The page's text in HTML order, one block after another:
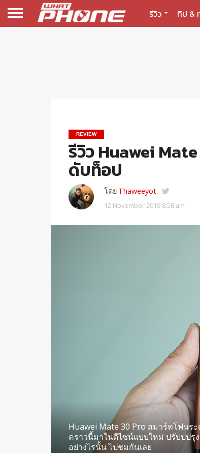
รีวิว ทิป &
REVIEW
รีวิว Huawei
ดับท็อป
โดย Thaweeyot
12 November 2019 8:58 am
Huawei Mate 30 Pro สมาร์ทโฟนร
คราวนี้มาในดีไซน์แบบใหม่ ปรับปปรุ
อย่างไรนั้น ไปชมกันเลย